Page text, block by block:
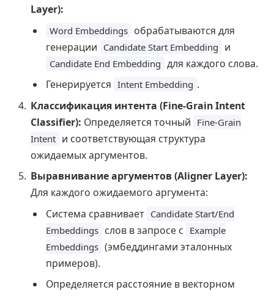
Layer):
Word Embeddings обрабатываются для
генерации Candidate Start Embedding и
Candidate End Embedding для каждого слова.
Генерируется Intent Embedding .
Классификация интента (Fine-Grain Intent
Classifier): Определяется точный Fine-Grain
Intent и соответствующая структура
ожидаемых аргументов.
Выравнивание аргументов (Aligner Layer):
Для каждого ожидаемого аргумента:
Система сравнивает Candidate Start/End
Embeddings слов в запросе с Example
Embeddings (эмбеддингами эталонных
примеров).
Определяется расстояние в векторном